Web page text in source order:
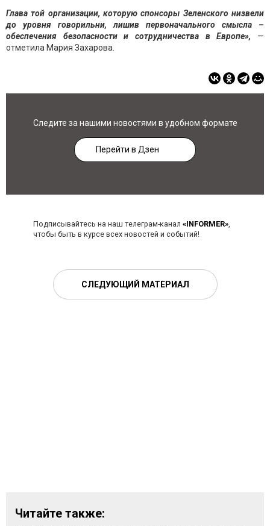
Глава той организации, которую спонсоры Зеленского низвели
до уровня говорильни, лишив первоначального смысла –
обеспечения безопасности и сотрудничества в Европе», —
отметила Мария Захарова.
Следите за нашими новостями в удобном формате
Перейти в Дзен
Подписывайтесь на наш телеграм-канал «INFORMER»,
чтобы быть в курсе всех новостей и событий!
СЛЕДУЮЩИЙ МАТЕРИАЛ
Читайте также: